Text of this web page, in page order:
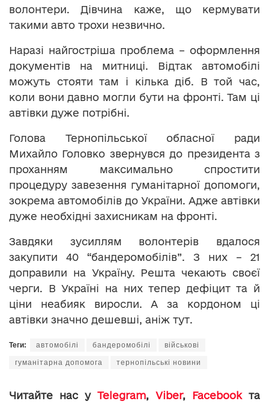
волонтери. Дівчина каже, що кермувати
такими авто трохи незвично.
Наразі найгостріша проблема – оформлення
документів на митниці. Відтак автомобілі
можуть стояти там і кілька діб. В той час,
коли вони давно могли бути на фронті. Там ці
автівки дуже потрібні.
Голова Тернопільської обласної ради
Михайло Головко звернувся до президента з
проханням максимально спростити
процедуру завезення гуманітарної допомоги,
зокрема автомобілів до України. Адже автівки
дуже необхідні захисникам на фронті.
Завдяки зусиллям волонтерів вдалося
закупити 40 “бандеромобілів”. З них – 21
доправили на Україну. Решта чекають своєї
черги. В Україні на них тепер дефіцит та й
ціни неабияк виросли. А за кордоном ці
автівки значно дешевші, аніж тут.
Теги: автомобілі бандеромобілі військові
гуманітарна допомога тернопільські новини
Читайте нас у Telegram, Viber, Facebookта